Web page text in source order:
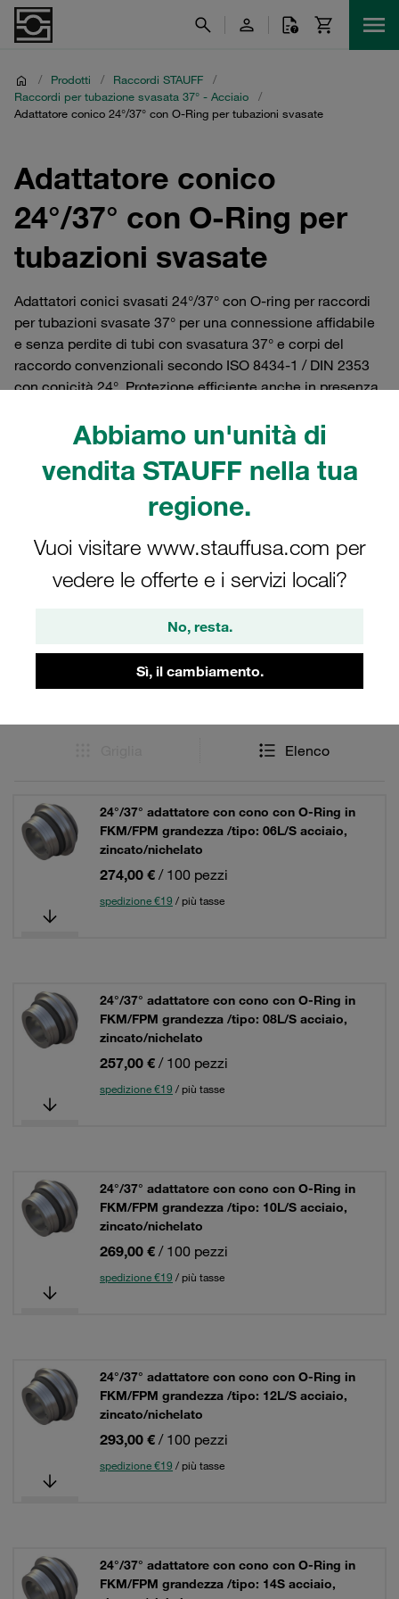
Abbiamo un'unità di
vendita STAUFF nella tua
regione.
Vuoi visitare www.stauffusa.com per
vedere le offerte e i servizi locali?
No, resta.
Sì, il cambiamento.
/ Prodotti / Raccordi STAUFF
/
Raccordi per tubazione svasata 37° - Acciaio
/
Adattatore conico 24°/37° con O-Ring per tubazioni svasate
Adattatore conico
24°/37° con O-Ring per
tubazioni svasate
Adattatori conici svasati 24°/37° con O-ring per raccordi
per tubazioni svasate 37° per una connessione affidabile
e senza perdite di tubi con svasatura 37° e corpi del
raccordo convenzionali secondo ISO 8434-1 / DIN 2353
con conicità 24°. Protezione efficiente anche in presenza
di parti originali STAUFF garantisce un elevato livello di
nominali fino a 630 bar e rende il sistema di raccordi
adatto a sollecitazioni estreme.
Filtri / Ordinamento
Raccordi per tubazione svasata 37° - Acciaio
16 Risultati
Elenco
24°/37° adattatore con cono con O-Ring in
FKM/FPM grandezza /tipo: 06L/S acciaio,
zincato/nichelato
274,00 € / 100 pezzi
spedizione €19 / più tasse
24°/37° adattatore con cono con O-Ring in
FKM/FPM grandezza /tipo: 08L/S acciaio,
zincato/nichelato
257,00 € / 100 pezzi
spedizione €19 / più tasse
24°/37° adattatore con cono con O-Ring in
FKM/FPM grandezza /tipo: 10L/S acciaio,
zincato/nichelato
269,00 € / 100 pezzi
spedizione €19 / più tasse
24°/37° adattatore con cono con O-Ring in
FKM/FPM grandezza /tipo: 12L/S acciaio,
zincato/nichelato
293,00 € / 100 pezzi
spedizione €19 / più tasse
24°/37° adattatore con cono con O-Ring in
FKM/FPM grandezza /tipo: 14S acciaio,